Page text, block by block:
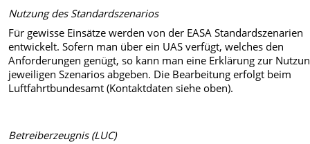
Nutzung des Standardszenarios
Für gewisse Einsätze werden von der EASA Standardszenarien
entwickelt. Sofern man über ein UAS verfügt, welches den
Anforderungen genügt, so kann man eine Erklärung zur
jeweiligen Szenarios abgeben. Die Bearbeitung erfolgt beim
Luftfahrtbundesamt (Kontaktdaten siehe oben).
Betreiberzeugnis (LUC)